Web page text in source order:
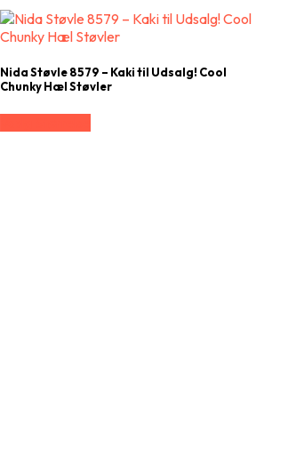
Nida Støvle 8579 – Kaki til Udsalg! Cool
Chunky Hæl Støvler